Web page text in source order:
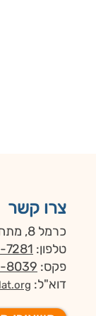
צרו קשר
כרמל 8, מתחם אשכולות
טלפון:
פקס: 8039
דוא"ל: